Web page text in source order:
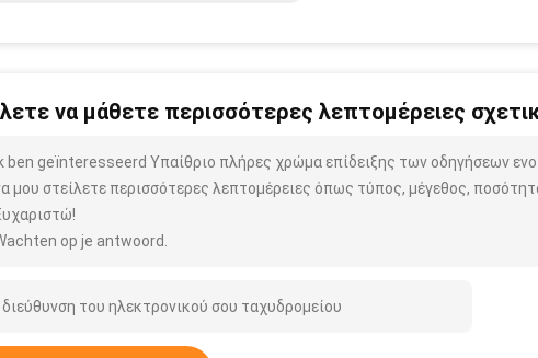
να μάθετε περισσότερες λεπτομέρειες
Ik ben geïnteresseerd Υπαίθριο πλήρες χρώμα επίδειξης των οδηγήσεων
μου στείλετε περισσότερες λεπτομέρειες όπως τύπος, μέγεθος,
op je antwoord.